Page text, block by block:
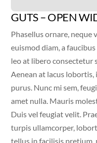
GUTS – OPEN
Phasellus ornare,
euismod diam, a
leo at libero consectetur
Aenean at lacus
purus. Nunc mi sem,
amet nulla. Mauris
Duis vel feugiat velit.
turpis ullamcorper,
tellus in facilisis pretium,